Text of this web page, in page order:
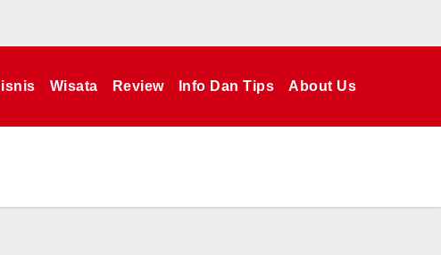
Wisata Review Info Dan Tips About Us